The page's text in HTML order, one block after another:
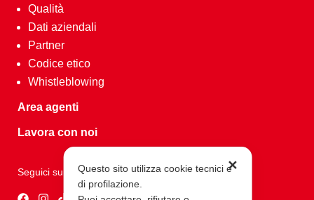
Qualità
Dati aziendali
Partner
Codice etico
Whistleblowing
Area agenti
Lavora con noi
Seguici su ✕
Questo sito utilizza cookie tecnici e
di profilazione.